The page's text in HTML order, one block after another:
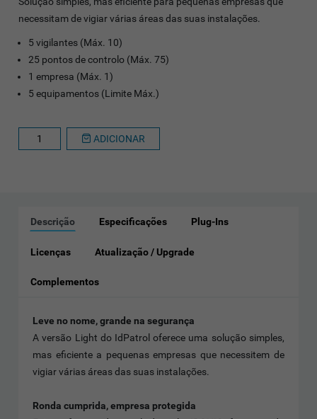
necessitam de vigiar várias áreas das suas instalações.
5 vigilantes (Máx. 10)
25 pontos de controlo (Máx. 75)
1 empresa (Máx. 1)
5 equipamentos (Limite Máx.)
ADICIONAR
Descrição Especificações Plug-Ins
Licenças Atualização / Upgrade
Complementos
Leve no nome, grande na segurança
A versão Light do IdPatrol oferece uma solução simples,
mas eficiente a pequenas empresas que necessitem de
vigiar várias áreas das suas instalações.
Ronda cumprida, empresa protegida